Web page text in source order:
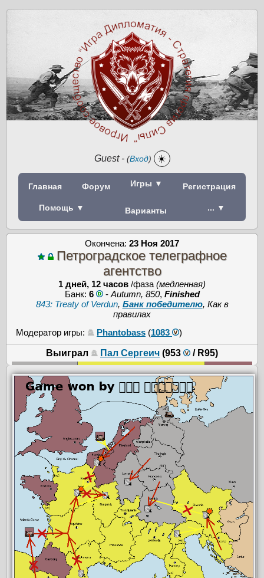
Guest- (Вход) ☀️
Главная Форум Игры ▼ Регистрация
Помощь ▼ Варианты ... ▼
Окончена: 23 Ноя 2017
Петроградское телеграфное
агентство
1 дней, 12 часов /фаза (медленная)
Банк: 6 - Autumn, 850, Finished
843: Treaty of Verdun, Банк победителю, Как в
правилах
Модератор игры:
Phantobass (1083 )
Выиграл Пал Сергеич (953 / R95)